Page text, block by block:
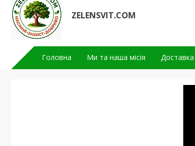
ZELENSVIT.COM
Головна Ми та наша місія